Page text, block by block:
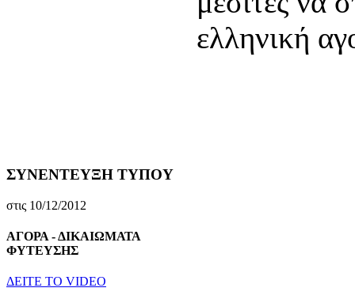
ελληνική
ΣΥΝΕΝΤΕΥΞΗ ΤΥΠΟΥ
στις 10/12/2012
ΑΓΟΡΑ - ΔΙΚΑΙΩΜΑΤΑ
ΦΥΤΕΥΣΗΣ
ΔEITE TO VIDEO